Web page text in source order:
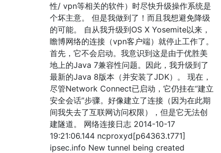
性/ vpn等相关的软件）时尽快升级操作系统是
个坏主意。 但是我做到了！而且我想避免降级
的可能。 自从我升级到OS X Yosemite以来，
瞻博网络的连接（vpn客户端）就停止工作了。
首先，它不会启动。我意识到这是由于优胜美
地上的Java 7兼容性问题。因此，我升级到了
最新的Java 8版本（并安装了JDK）。 现在，
尽管Network Connect已启动，它仍挂在“建立
安全会话”步骤。好像建立了连接（因为在此期
间我失去了互联网访问权限），但是它无法创
建隧道。 网络连接日志 2014-10-17
19:21:06.144 ncproxyd[p64363.t771]
ipsec.info New tunnel being created